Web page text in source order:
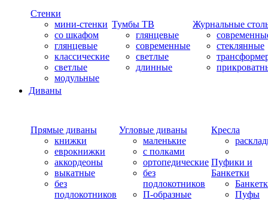
Стенки
мини-стенки
со шкафом
глянцевые
классические
светлые
модульные
Тумбы ТВ
глянцевые
современные
светлые
длинные
Журнальные
стеклянные
Диваны
Прямые диваны
книжки
еврокнижки
аккордеоны
выкатные
без
подлокотников
Угловые диваны
маленькие
с полками
ортопедические
без
подлокотников
П-образные
Кресла
Пуфики и
Банкетки
Пуфы